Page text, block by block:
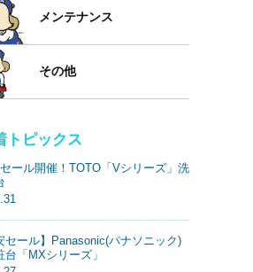
メンテナンス
その他
トピックス
ール開催！TOTO「Vシリーズ」洗
セール】Panasonic(パナソニック)
台「MXシリーズ」